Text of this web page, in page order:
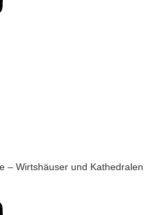
– Wirtshäuser und Kathedralen